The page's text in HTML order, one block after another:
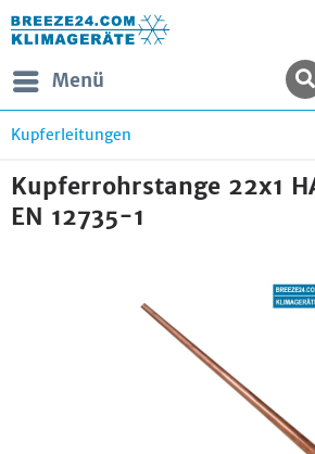
Menü
Kupferleitungen
Kupferrohrstange 22x1
EN 12735-1